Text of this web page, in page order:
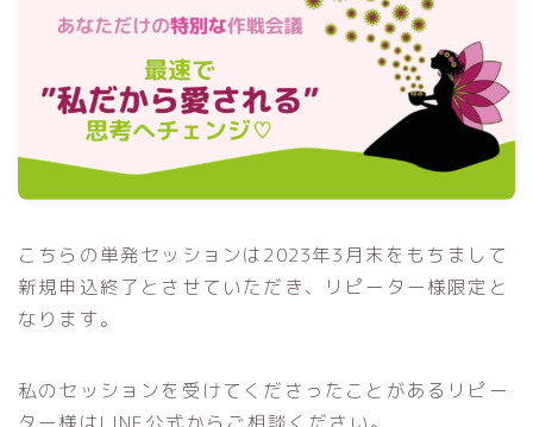
こちらの単発セッションは2023年3月末をもちまして
新規申込終了とさせていただき、リピーター様限定と
なります。
私のセッションを受けてくださったことがあるリピー